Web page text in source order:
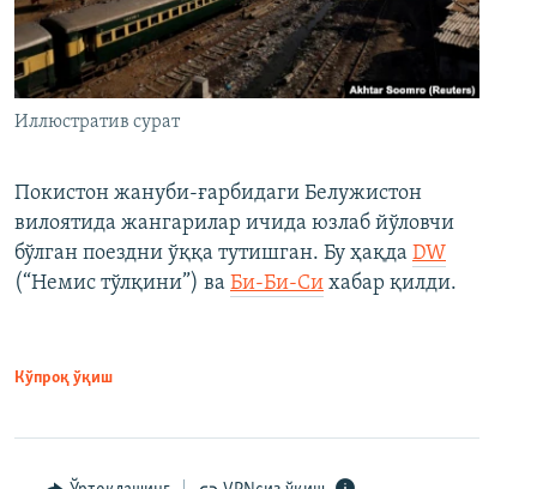
Иллюстратив сурат
Покистон жануби-ғарбидаги Белужистон
вилоятида жангарилар ичида юзлаб йўловчи
бўлган поездни ўққа тутишган. Бу ҳақда DW
(“Немис тўлқини”) ва Би-Би-Си хабар қилди.
Кўпроқ ўқиш